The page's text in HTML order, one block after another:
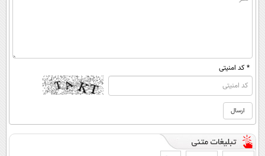
* کد امنیتی